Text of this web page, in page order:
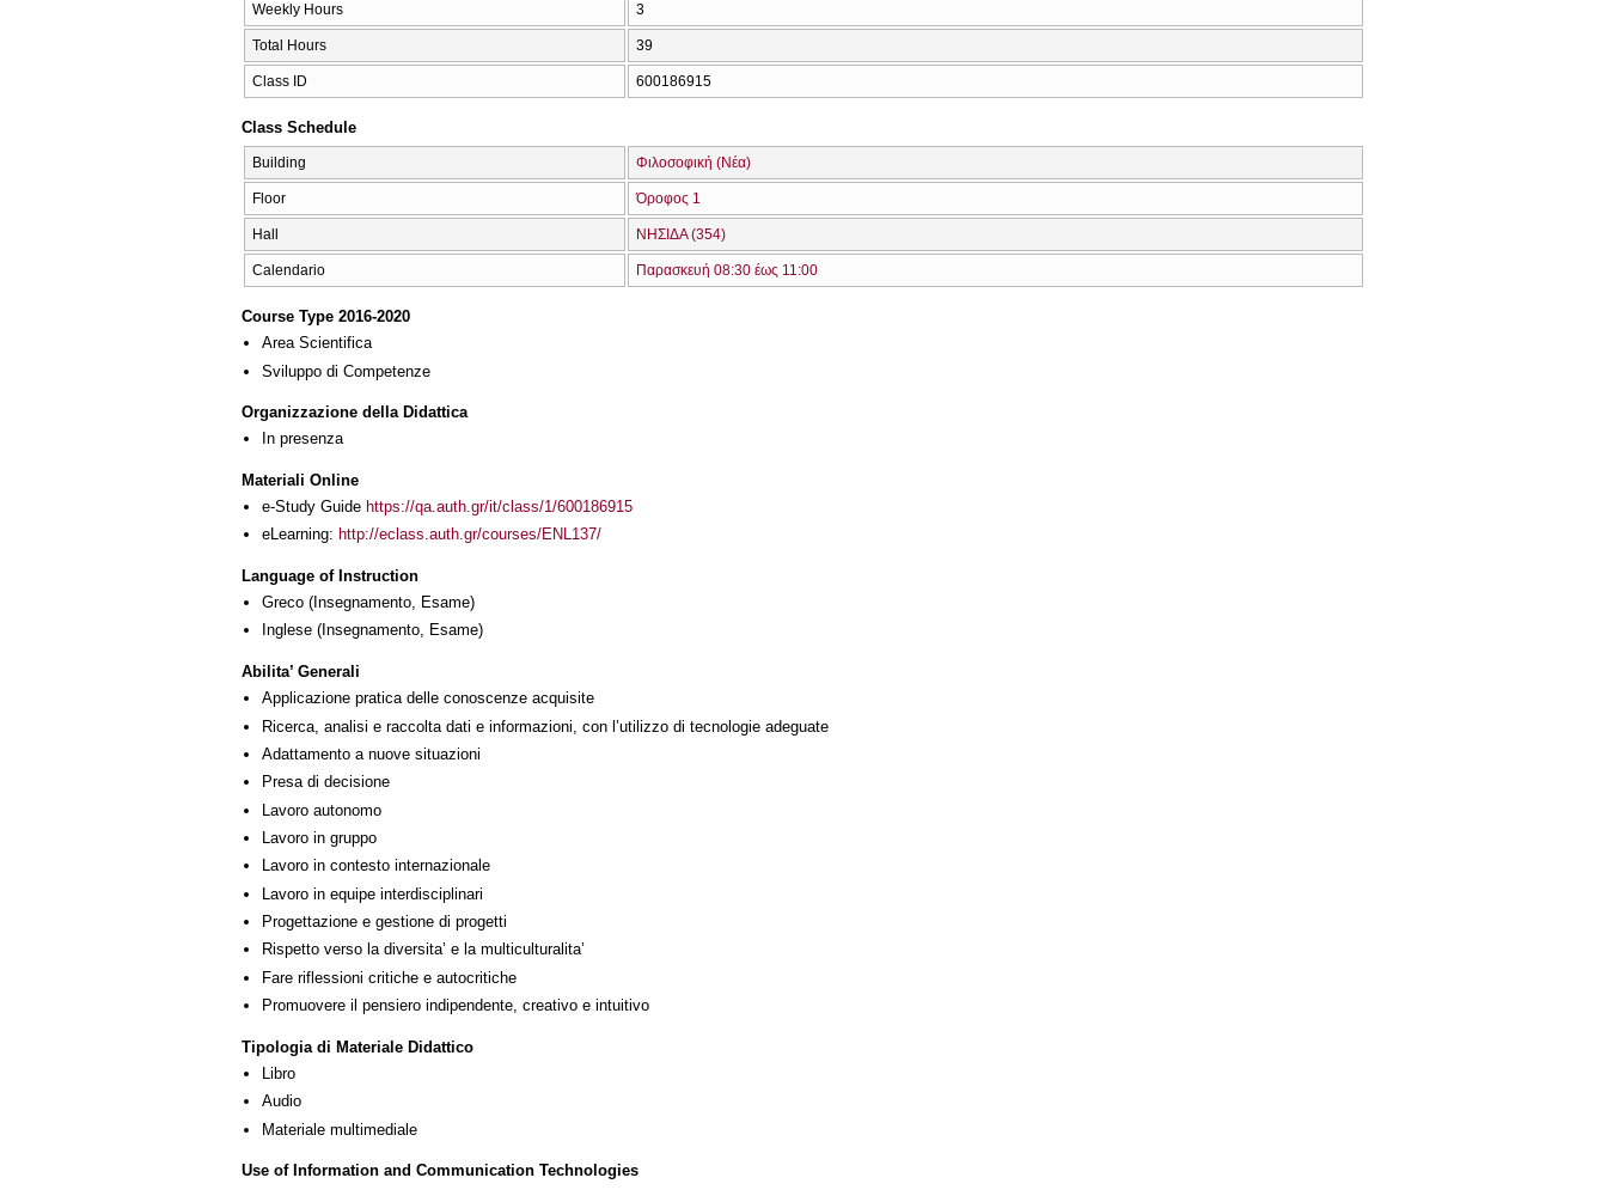
Weekly Hours 3
Total Hours 39
Class ID 600186915
Class Schedule
Building Φιλοσοφική (Νέα)
Floor Όροφος 1
Hall ΝΗΣΙΔΑ (354)
Calendario Παρασκευή 08:30 έως 11:00
Course Type 2016-2020
Area Scientifica
Sviluppo di Competenze
Organizzazione della Didattica
In presenza
Materiali Online
e-Study Guide https://qa.auth.gr/it/class/1/600186915
eLearning: http://eclass.auth.gr/courses/ENL137/
Language of Instruction
Greco (Insegnamento, Esame)
Inglese (Insegnamento, Esame)
Abilita’ Generali
Applicazione pratica delle conoscenze acquisite
Ricerca, analisi e raccolta dati e informazioni, con l’utilizzo di tecnologie adeguate
Adattamento a nuove situazioni
Presa di decisione
Lavoro autonomo
Lavoro in gruppo
Lavoro in contesto internazionale
Lavoro in equipe interdisciplinari
Progettazione e gestione di progetti
Rispetto verso la diversita’ e la multiculturalita’
Fare riflessioni critiche e autocritiche
Promuovere il pensiero indipendente, creativo e intuitivo
Tipologia di Materiale Didattico
Libro
Audio
Materiale multimediale
Use of Information and Communication Technologies